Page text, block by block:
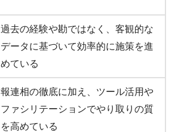
過去の経験や勘ではなく、客観的な
データに基づいて効率的に施策を進
めている
報連相の徹底に加え、ツール活用や
ファシリテーションでやり取りの質
を高めている